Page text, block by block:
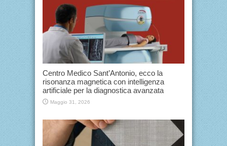
Centro Medico Sant’Antonio, ecco la
risonanza magnetica con intelligenza
artificiale per la diagnostica avanzata
Maggio 31, 2026